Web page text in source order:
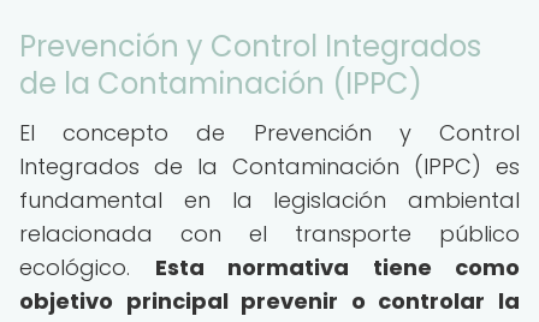
Prevención y Control Integrados
de la Contaminación (IPPC)
El concepto de Prevención y Control
Integrados de la Contaminación (IPPC) es
fundamental en la legislación ambiental
relacionada con el transporte público
ecológico. Esta normativa tiene como
objetivo principal prevenir o controlar la